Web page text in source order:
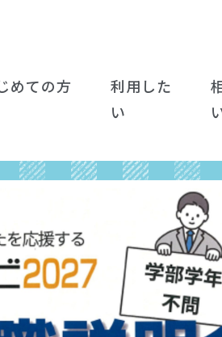
めての方
利用した
い